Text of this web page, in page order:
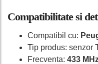
Compatibilitate si
Compatibil cu:
Tip produs: senzor
Frecventa: 433